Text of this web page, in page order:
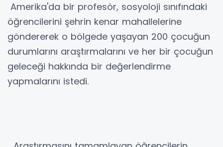
Amerika'da bir profesör, sosyoloji sınıfındaki
öğrencilerini şehrin kenar mahallelerine
göndererek o bölgede yaşayan 200 çocuğun
durumlarını araştırmalarını ve her bir çocuğun
geleceği hakkında bir değerlendirme
yapmalarını istedi.